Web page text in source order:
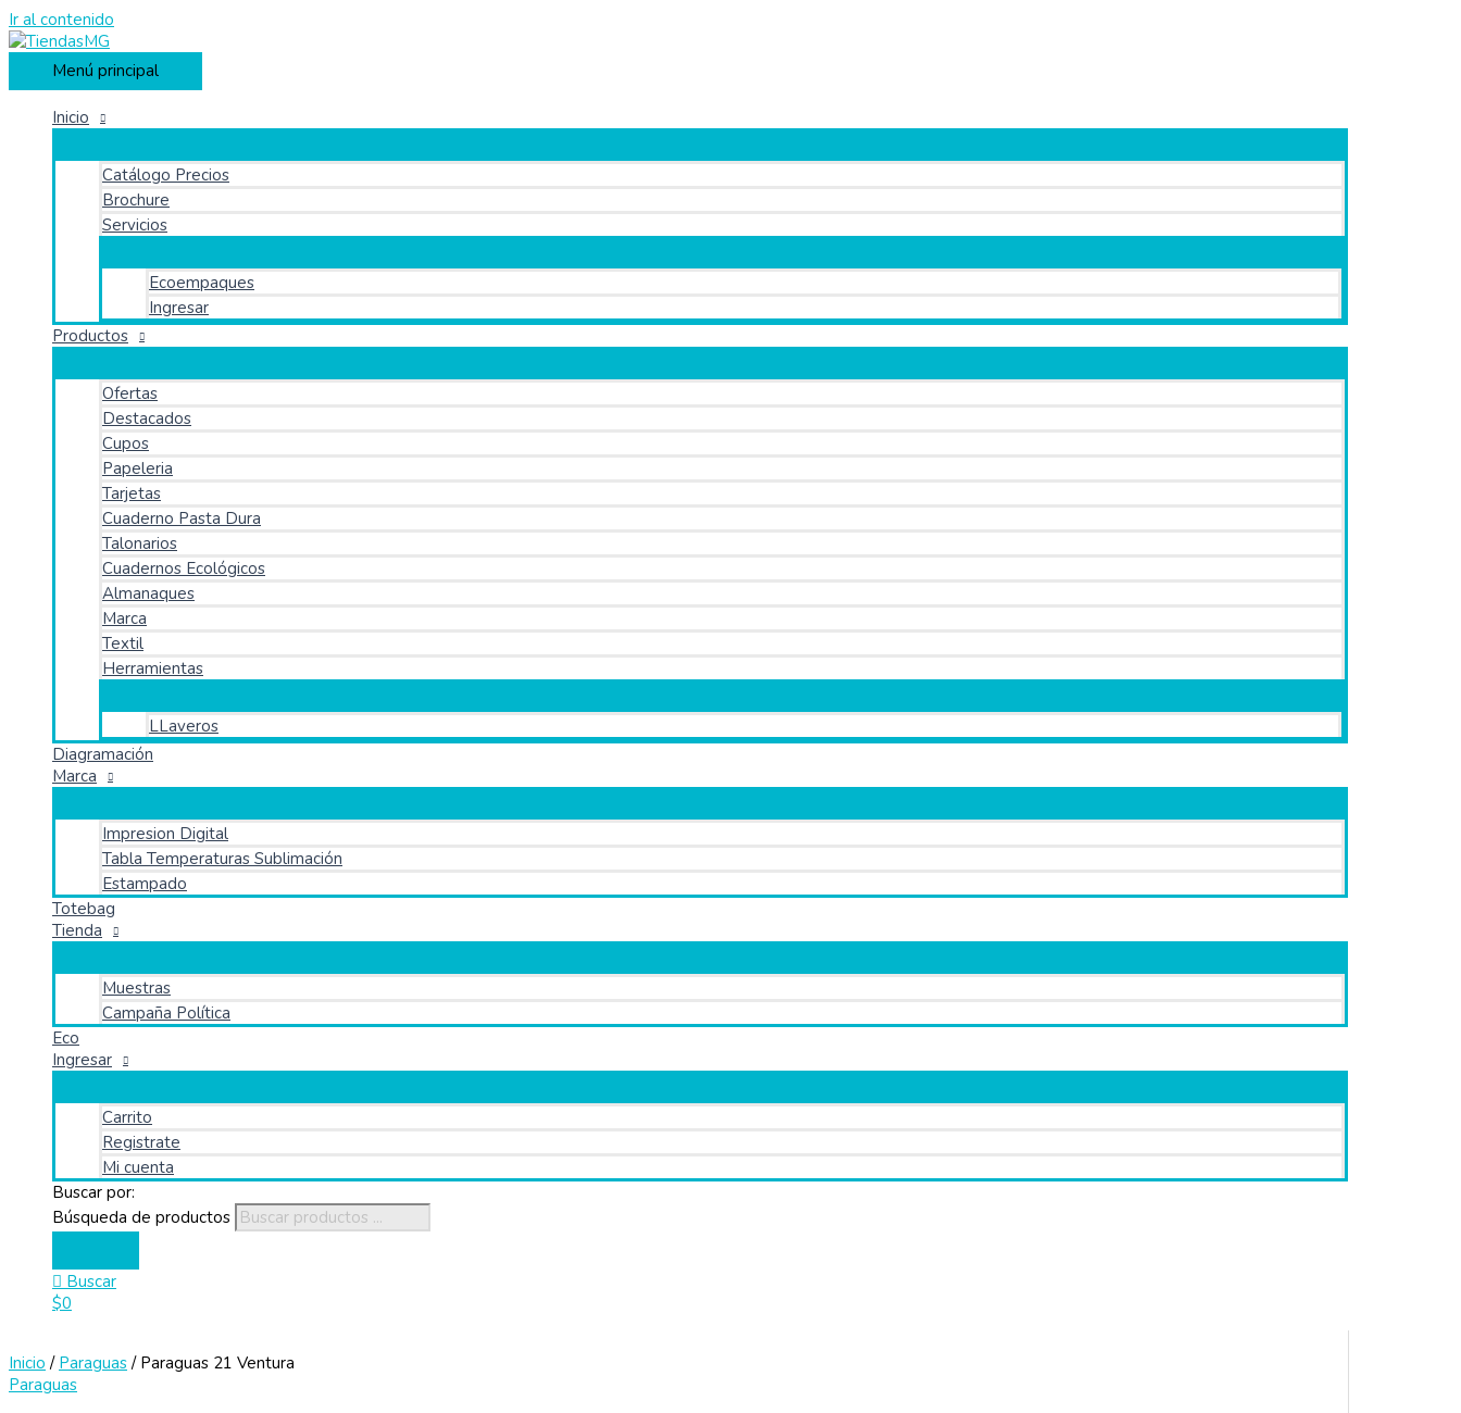
Ir al contenido
Menú principal
Inicio
Catálogo Precios
Brochure
Servicios
Ecoempaques
Ingresar
Productos
Ofertas
Destacados
Cupos
Papeleria
Tarjetas
Cuaderno Pasta Dura
Talonarios
Cuadernos Ecológicos
Almanaques
Marca
Textil
Herramientas
LLaveros
Diagramación
Marca
Impresion Digital
Tabla Temperaturas Sublimación
Estampado
Totebag
Tienda
Muestras
Campaña Política
Eco
Ingresar
Carrito
Registrate
Mi cuenta
Buscar por:
Búsqueda de productos
Buscar
$0
Inicio / Paraguas/ Paraguas 21 Ventura
Paraguas